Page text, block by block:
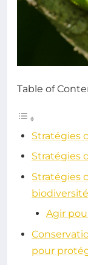
Table of
Stratégies
Stratégies
Stratégies
biodiversité
Agir
pour